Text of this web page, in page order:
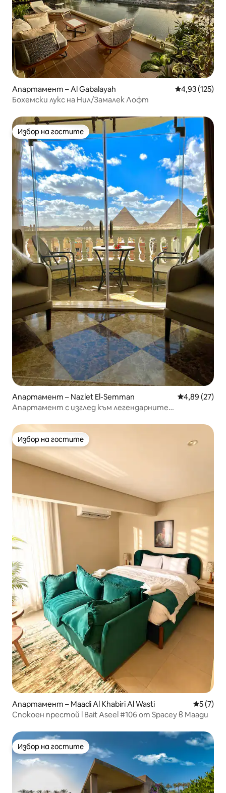
Апартамент – Al Gabalayah Средна
4,93 (125)
Бохемски лукс на Нил/Замалек Лофт
Избор на гостите
Избор на гостите
Апартамент – Nazlet El-Semman Средна
4,89 (27)
Апартамент с изглед към легендарните
Избор на гостите
Избор на гостите
Апартамент – Maadi Al Khabiri Al Wasti Средна
5 (7)
Спокоен престой l Bait Aseel #106 от Spacey в Маади
Избор на гостите
Избор на гостите